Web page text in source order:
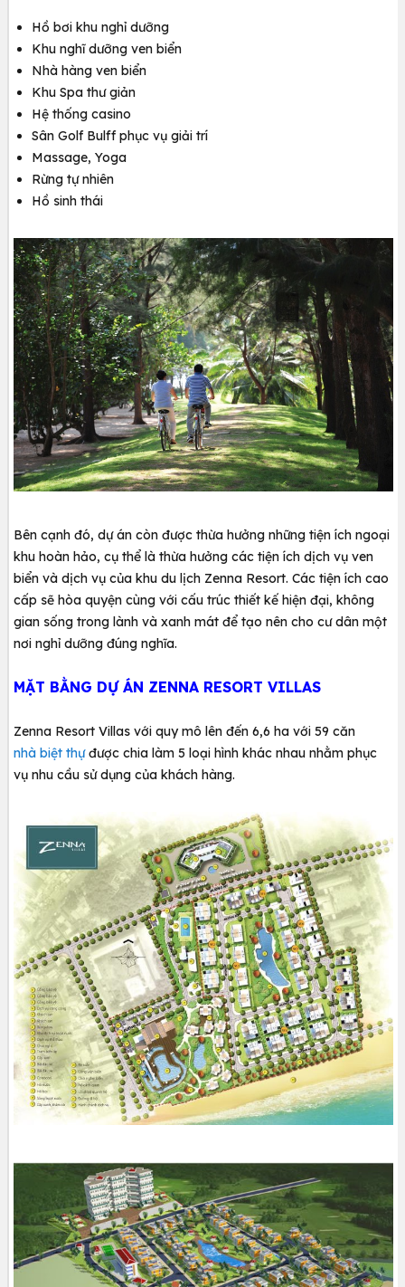
Hồ bơi khu nghỉ dưỡng
Khu nghĩ dưỡng ven biển
Nhà hàng ven biển
Khu Spa thư giản
Hệ thống casino
Sân Golf Bulff phục vụ giải trí
Massage, Yoga
Rừng tự nhiên
Hồ sinh thái
Bên cạnh đó, dự án còn được thừa hưởng những tiện ích ngoại
khu hoàn hảo, cụ thể là thừa hưởng các tiện ích dịch vụ ven
biển và dịch vụ của khu du lịch Zenna Resort. Các tiện ích cao
cấp sẽ hòa quyện cùng với cấu trúc thiết kế hiện đại, không
gian sống trong lành và xanh mát để tạo nên cho cư dân một
nơi nghỉ dưỡng đúng nghĩa.
MẶT BẰNG DỰ ÁN ZENNA RESORT VILLAS
Zenna Resort Villas với quy mô lên đến 6,6 ha với 59 căn
nhà biệt thựđược chia làm 5 loại hình khác nhau nhằm phục
vụ nhu cầu sử dụng của khách hàng.